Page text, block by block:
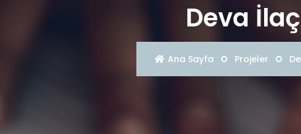
Deva İlaç
Ana Sayfa Projeler